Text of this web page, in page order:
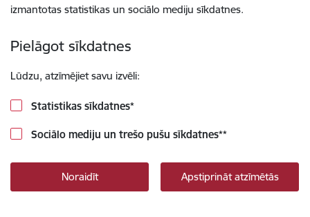
izmantotas statistikas un sociālo mediju sīkdatnes.
Pielāgot sīkdatnes
Lūdzu, atzīmējiet savu izvēli:
Statistikas sīkdatnes*
Sociālo mediju un trešo pušu sīkdatnes**
Noraidīt Apstiprināt atzīmētās